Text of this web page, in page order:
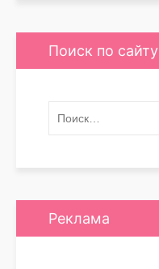
Поиск по сайту
Реклама